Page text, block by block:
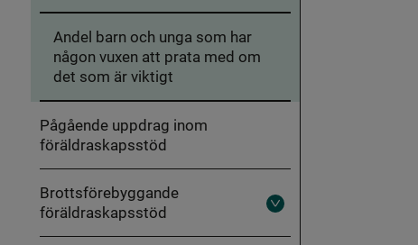
Andel barn och unga som har
någon vuxen att prata med om
det som är viktigt
Pågående uppdrag inom
föräldraskapsstöd
Brottsförebyggande
föräldraskapsstöd
Fäll
Brottsförebyggande